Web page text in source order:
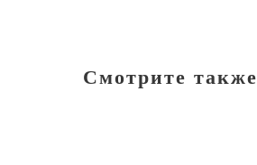
Смотрите также